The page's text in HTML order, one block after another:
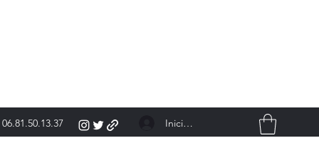
06.81.50.13.37 Iniciar sesión